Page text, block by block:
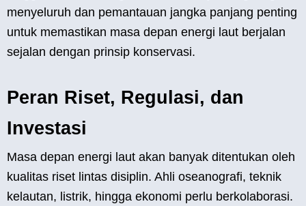
menyeluruh dan pemantauan jangka panjang penting
untuk memastikan masa depan energi laut berjalan
sejalan dengan prinsip konservasi.
Peran Riset, Regulasi, dan
Investasi
Masa depan energi laut akan banyak ditentukan oleh
kualitas riset lintas disiplin. Ahli oseanografi, teknik
kelautan, listrik, hingga ekonomi perlu berkolaborasi.